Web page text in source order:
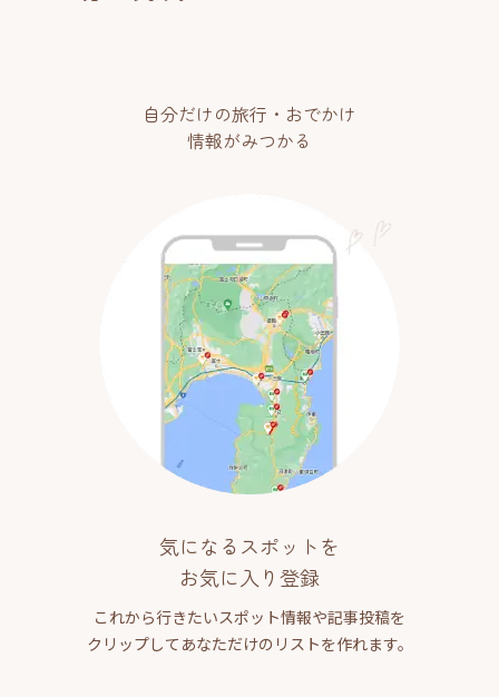
自分だけの旅行・おでかけ
情報がみつかる
気になるスポットを
お気に入り登録
これから行きたいスポット情報や記事投稿を
クリップしてあなただけのリストを作れます。